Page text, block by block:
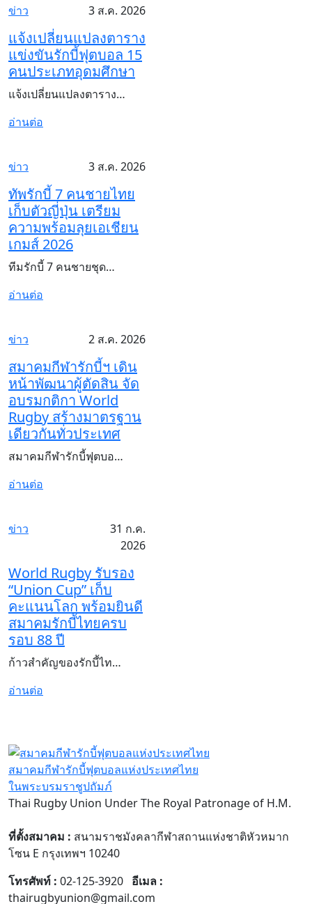
ข่าว 3 ส.ค. 2026
แจ้งเปลี่ยนแปลงตาราง
แข่งขันรักบี้ฟุตบอล 15
คนประเภทอุดมศึกษา
แจ้งเปลี่ยนแปลงตาราง…
อ่านต่อ
ข่าว 3 ส.ค. 2026
ทัพรักบี้ 7 คนชายไทย
เก็บตัวญี่ปุ่น เตรียม
ความพร้อมลุยเอเชียน
เกมส์ 2026
ทีมรักบี้ 7 คนชายชุด…
อ่านต่อ
ข่าว 2 ส.ค. 2026
สมาคมกีฬารักบี้ฯ เดิน
หน้าพัฒนาผู้ตัดสิน จัด
อบรมกติกา World
Rugby สร้างมาตรฐาน
เดียวกันทั่วประเทศ
สมาคมกีฬารักบี้ฟุตบอ…
อ่านต่อ
ข่าว
31 ก.ค.
2026
World Rugby รับรอง
“Union Cup” เก็บ
คะแนนโลก พร้อมยินดี
สมาคมรักบี้ไทยครบ
รอบ 88 ปี
ก้าวสำคัญของรักบี้ไท…
อ่านต่อ
สมาคมกีฬารักบี้ฟุตบอลแห่งประเทศไทย
ในพระบรมราชูปถัมภ์
Thai Rugby Union Under The Royal Patronage of H.M.
ที่ตั้งสมาคม : สนามราชมังคลากีฬาสถานแห่งชาติหัวหมาก
โซน E กรุงเทพฯ 10240
โทรศัพท์ : 02-125-3920 อีเมล :
thairugbyunion@gmail.com